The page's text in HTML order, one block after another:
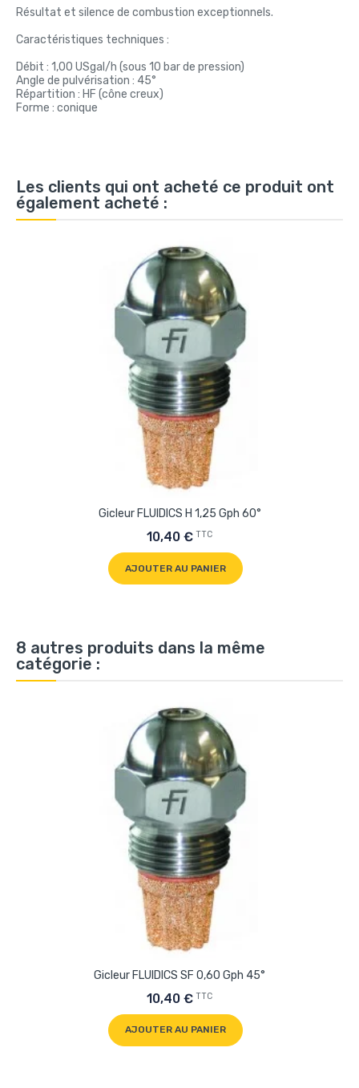
Résultat et silence de combustion exceptionnels.
Caractéristiques techniques :
Débit : 1,00 USgal/h (sous 10 bar de pression)
Angle de pulvérisation : 45°
Répartition : HF (cône creux)
Forme : conique
Les clients qui ont acheté ce produit ont
également acheté :
Gicleur FLUIDICS H 1,25 Gph 60°
10,40 € TTC
AJOUTER AU PANIER
8 autres produits dans la même
catégorie :
Gicleur FLUIDICS SF 0,60 Gph 45°
10,40 € TTC
AJOUTER AU PANIER